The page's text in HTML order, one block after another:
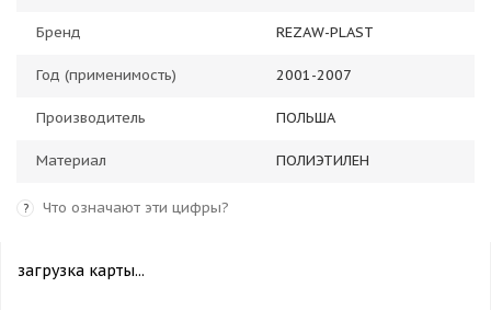
Бренд REZAW-PLAST
Год (применимость) 2001-2007
Производитель ПОЛЬША
Материал ПОЛИЭТИЛЕН
? Что означают эти цифры?
загрузка карты...